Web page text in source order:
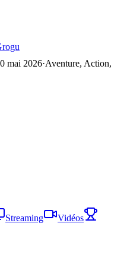
mai 2026·Aventure, Action,
Streaming
Vidéos